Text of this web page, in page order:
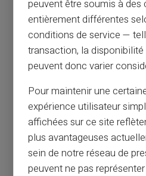
peuvent être soumis à
entièrement différentes
conditions de service —
transaction, la
peuvent donc varier
Pour maintenir une
expérience utilisateur
affichées sur ce site
plus avantageuses
sein de notre réseau de
peuvent ne pas